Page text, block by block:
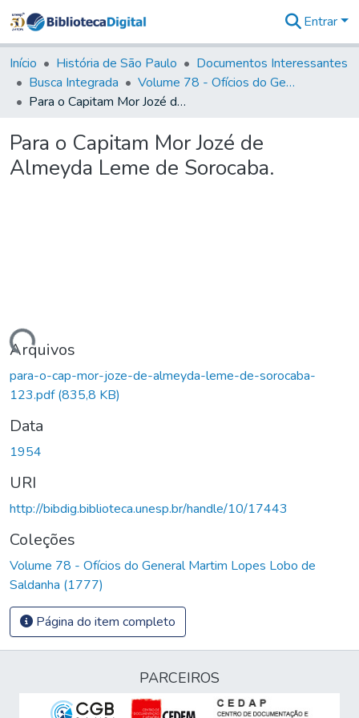
&
Coleções
Tudo na
Biblioteca
Estatísticas
Entrar
Início História de São Paulo
Documentos Interessantes
Busca Integrada
Volume 78 - Ofícios do General Martim Lopes Lobo de Saldanha (1777)
Para o Capitam Mor Jozé de Almeyda Leme de Sorocaba.
Para o Capitam Mor Jozé de
Almeyda Leme de Sorocaba.
Arquivos
para-o-cap-mor-joze-de-almeyda-leme-de-sorocaba-
123.pdf(835,8 KB)
Data
1954
URI
http://bibdig.biblioteca.unesp.br/handle/10/17443
Coleções
Volume 78 - Ofícios do General Martim Lopes Lobo de
Saldanha (1777)
Página do item completo
PARCEIROS